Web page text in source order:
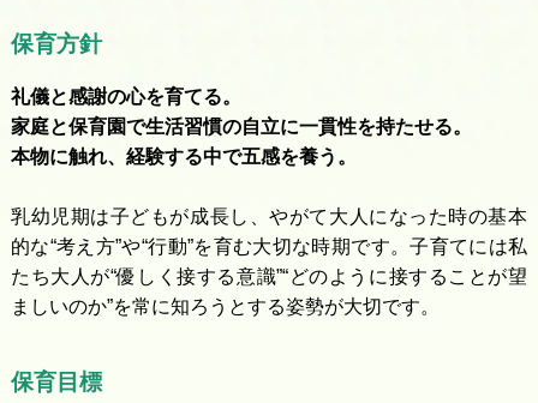
保育方針
礼儀と感謝の心を育てる。
家庭と保育園で生活習慣の自立に一貫性を持たせる。
本物に触れ、経験する中で五感を養う。
乳幼児期は子どもが成長し、やがて大人になった時の基本
的な“考え方”や“行動”を育む大切な時期です。子育てには私
たち大人が“優しく接する意識”“どのように接することが望
ましいのか”を常に知ろうとする姿勢が大切です。
保育目標